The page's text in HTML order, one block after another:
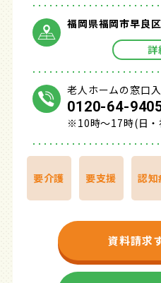
福岡県福岡市早良
詳
老人ホームの窓口
0120-64-
※10時～17時(日・
要介護 要支援 認知
資料請求